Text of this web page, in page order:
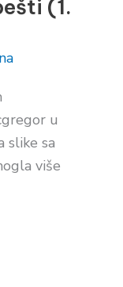
(1.
u
slike sa
više